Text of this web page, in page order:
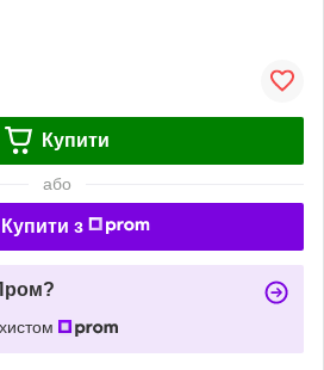
Купити
або
Купити з